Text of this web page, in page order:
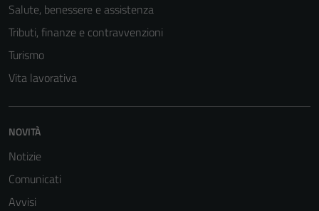
Salute, benessere e assistenza
Tributi, finanze e contravvenzioni
Turismo
Vita lavorativa
NOVITÀ
Notizie
Comunicati
Avvisi